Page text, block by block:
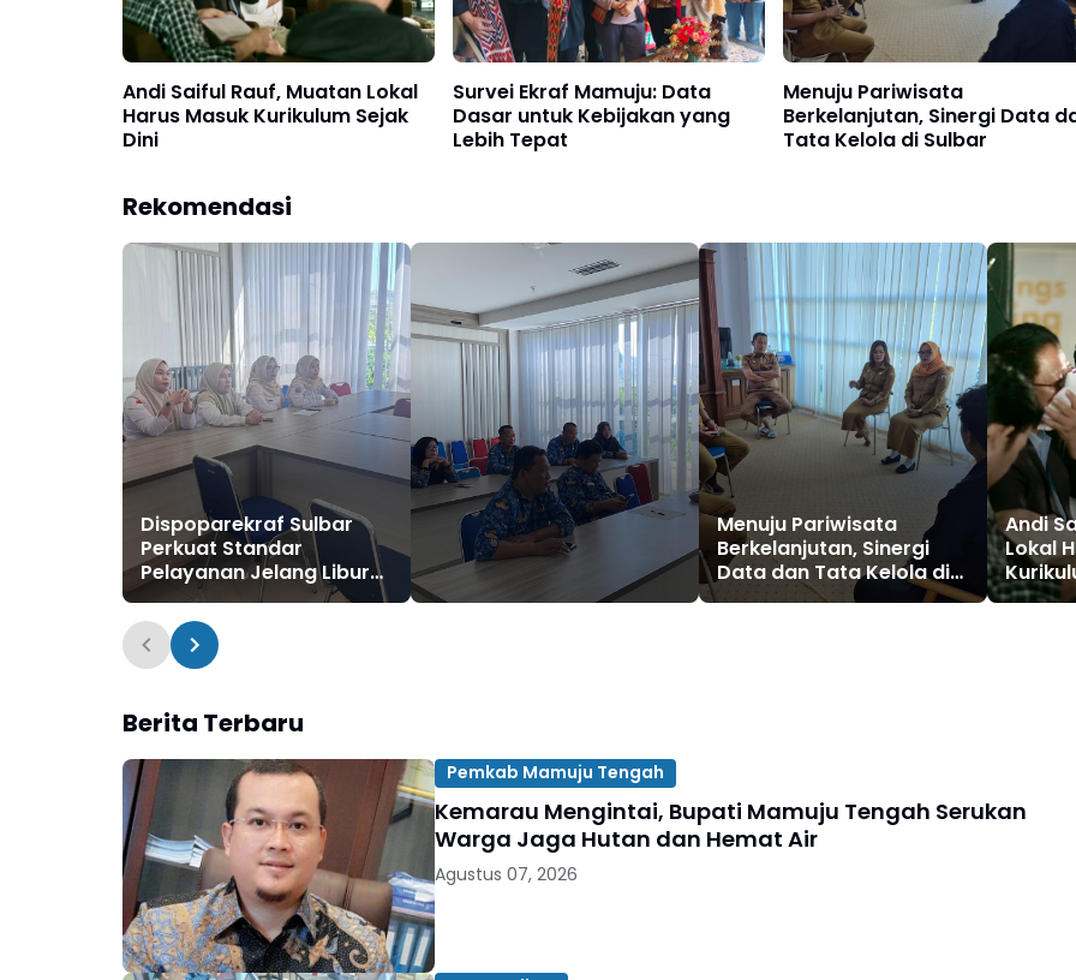
Andi Saiful Rauf, Muatan Lokal
Harus Masuk Kurikulum Sejak
Dini
Survei Ekraf Mamuju: Data
Dasar untuk Kebijakan yang
Lebih Tepat
Menuju Pariwisata
Berkelanjutan, Sinergi Data
Tata Kelola di Sulbar
Rekomendasi
Dispoparekraf Sulbar
Perkuat Standar
Pelayanan Jelang Libur
Sekolah
Menuju Pariwisata
Berkelanjutan, Sinergi
Data dan Tata Kelola di
Sulbar
Andi
Lokal
Berita Terbaru
Pemkab Mamuju Tengah
Kemarau Mengintai, Bupati Mamuju Tengah Serukan
Warga Jaga Hutan dan Hemat Air
Agustus 07, 2026